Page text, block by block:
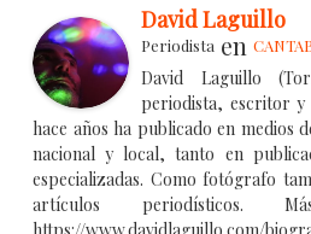
David Laguillo
Periodista en
David Laguillo
periodista, escritor y
hace años ha publicado en medios
nacional y local, tanto en
especializadas. Como fotógrafo
artículos periodísticos.